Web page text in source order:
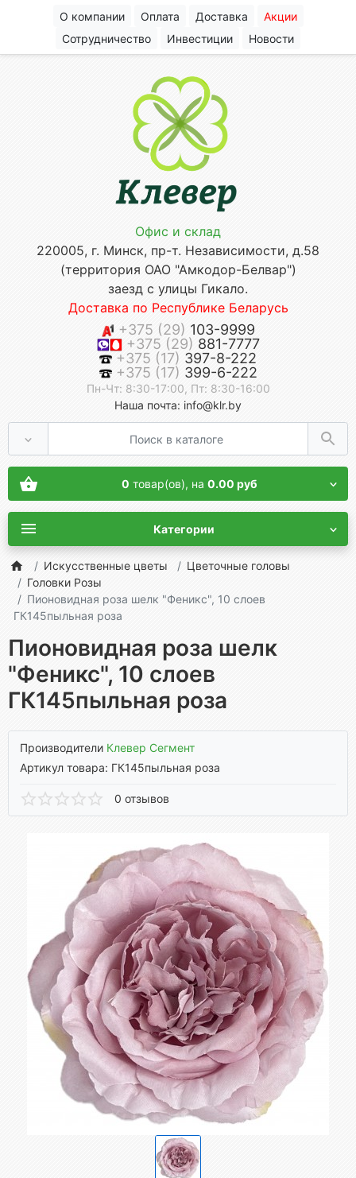
О компании Оплата Доставка
Акции
Сотрудничество
Инвестиции Новости
Офис и склад
220005, г. Минск, пр-т. Независимости, д.58
(территория ОАО "Амкодор-Белвар")
заезд с улицы Гикало.
Доставка по Республике Беларусь
+375 (29) 103-9999
+375 (29) 881-7777
+375 (17) 397-8-222
+375 (17) 399-6-222
Пн-Чт: 8:30-17:00, Пт: 8:30-16:00
Наша почта: info@klr.by
0 товар(ов), на 0.00 руб
Категории
Искусственные цветы
Цветочные головы
Головки Розы
Пионовидная роза шелк "Феникс", 10 слоев
ГК145пыльная роза
Пионовидная роза шелк
"Феникс", 10 слоев
ГК145пыльная роза
Производители Клевер Сегмент
Артикул товара: ГК145пыльная роза
0 отзывов